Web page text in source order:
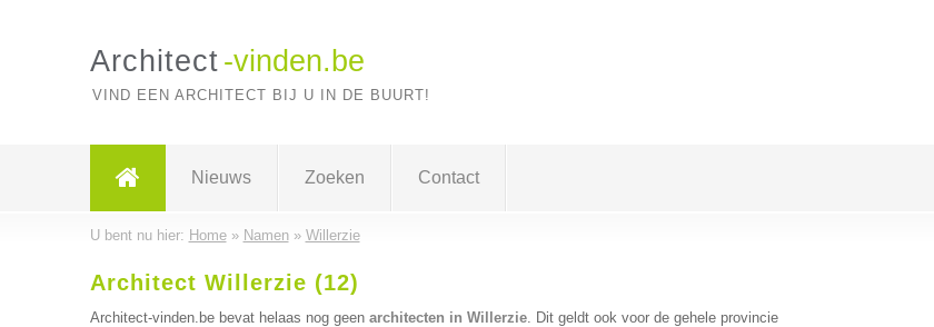
Architect -vinden.be
VIND EEN ARCHITECT BIJ U IN DE BUURT!
Nieuws Zoeken Contact
U bent nu hier: Home» Namen» Willerzie
Architect Willerzie (12)
Architect-vinden.be bevat helaas nog geen architecten in Willerzie. Dit geldt ook voor de gehele provincie